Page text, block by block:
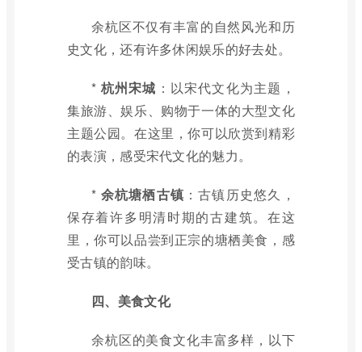
余杭区不仅有丰富的自然风光和历
史文化，还有许多休闲娱乐的好去处。
* 杭州宋城 ：以宋代文化为主题，
集旅游、娱乐、购物于一体的大型文化
主题公园。在这里，你可以欣赏到精彩
的表演，感受宋代文化的魅力。
* 余杭塘栖古镇 ：古镇历史悠久，
保存着许多明清时期的古建筑。在这
里，你可以品尝到正宗的塘栖美食，感
受古镇的韵味。
四、美食文化
余杭区的美食文化丰富多样，以下